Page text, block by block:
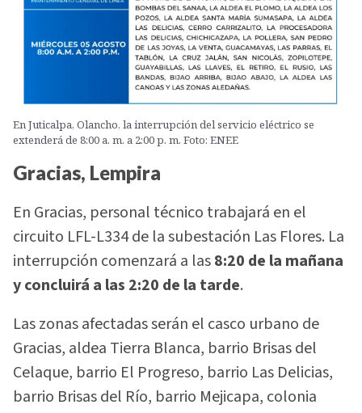
En Juticalpa, Olancho, la interrupción del servicio eléctrico se
extenderá de 8:00 a. m. a 2:00 p. m. Foto: ENEE
Gracias, Lempira
En Gracias, personal técnico trabajará en el
circuito LFL-L334 de la subestación Las Flores. La
interrupción comenzará a las8:20 de la mañana
y concluirá a las 2:20 de la tarde.
Las zonas afectadas serán el casco urbano de
Gracias, aldea Tierra Blanca, barrio Brisas del
Celaque, barrio El Progreso, barrio Las Delicias,
barrio Brisas del Río, barrio Mejicapa, colonia